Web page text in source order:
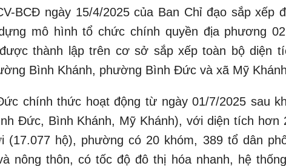
BCĐ ngày 15/4/2025 của Ban Chỉ đạo sắp xếp
mô hình tổ chức chính quyền địa phương
thành lập trên cơ sở sắp xếp toàn bộ diện
Bình Khánh, phường Bình Đức và xã Mỹ
thức hoạt động từ ngày 01/7/2025 sau
Đức, Bình Khánh, Mỹ Khánh), với diện tích hơn
(17.077 hộ), phường có 20 khóm, 389 tổ dân
nông thôn, có tốc độ đô thị hóa nhanh, hệ